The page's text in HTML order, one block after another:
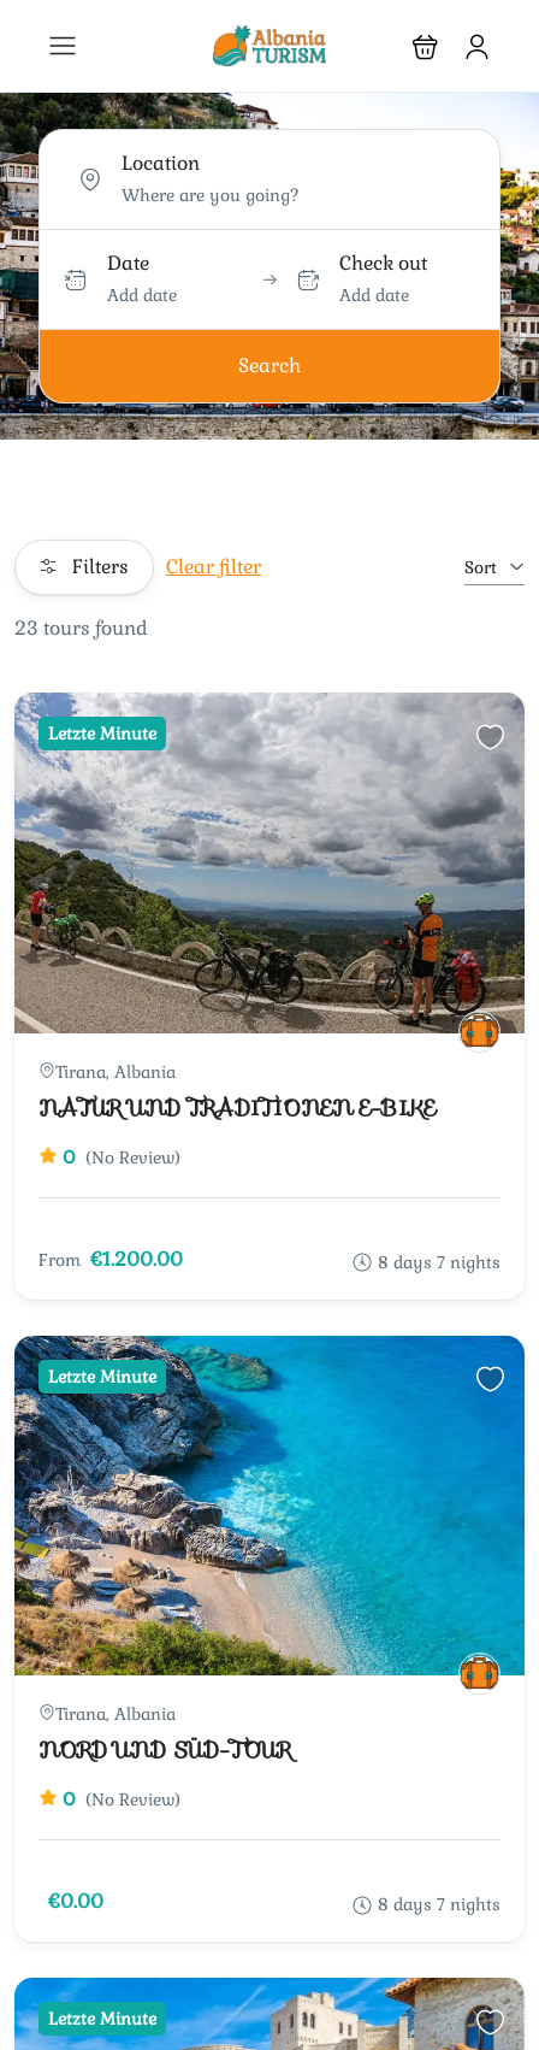
Location
Date
Add date
Check out
Add date
Search
Filters Clear filter Sort
23 tours found
Letzte Minute
Tirana, Albania
NATUR UND TRADITIONEN E-BIKE
0 (No Review)
From €1.200.00 8 days 7 nights
Letzte Minute
Tirana, Albania
NORD UND SÜD-TOUR
0 (No Review)
€0.00 8 days 7 nights
Letzte Minute